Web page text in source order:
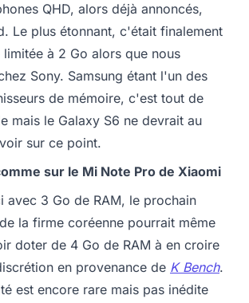
QHD, alors déjà annoncés,
Le plus étonnant, c'était finalement
à 2 Go alors que nous
Sony. Samsung étant l'un des
de mémoire, c'est tout de
mais le Galaxy S6 ne devrait au
sur ce point.
sur le Mi Note Pro de Xiaomi
avec 3 Go de RAM, le prochain
la firme coréenne pourrait même
doter de 4 Go de RAM à en croire
en provenance de K Bench.
est encore rare mais pas inédite